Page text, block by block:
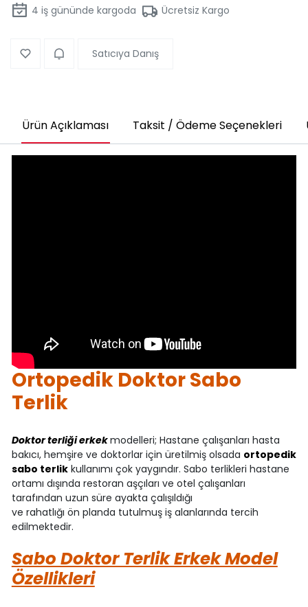
4 iş gününde kargoda Ücretsiz Kargo
Satıcıya Danış
Ürün Açıklaması Taksit / Ödeme Seçenekleri
Ortopedik Doktor Sabo
Terlik
Doktor terliği erkekmodelleri; Hastane çalışanları hasta
bakıcı, hemşire ve doktorlar için üretilmiş olsada ortopedik
sabo terlikkullanımı çok yaygındır. Sabo terlikleri hastane
ortamı dışında restoran aşçıları ve otel çalışanları
tarafından uzun süre ayakta çalışıldığı
ve rahatlığı ön planda tutulmuş iş alanlarında tercih
edilmektedir.
Sabo Doktor Terlik Erkek Model
Özellikleri